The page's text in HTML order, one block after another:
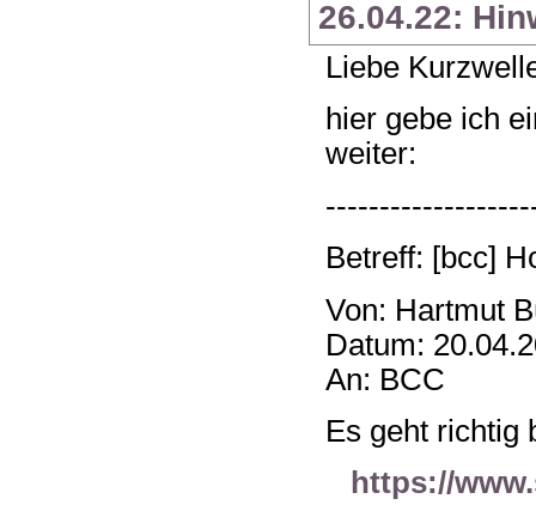
26.04.22:
Liebe
hier gebe ich
weiter:
Betreff: [bcc]
Von: Hartmut
Datum:
An: BCC
Es geht richtig
https://